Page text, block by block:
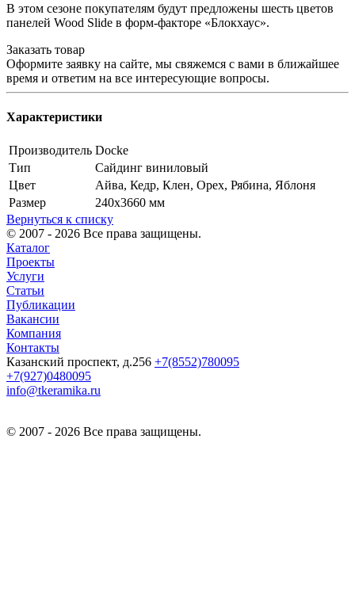
В этом сезоне покупателям будут предложены шесть цветов
панелей Wood Slide в форм-факторе «Блокхаус».
Заказать товар
Оформите заявку на сайте, мы свяжемся с вами в ближайшее
время и ответим на все интересующие вопросы.
Характеристики
Производитель Docke
Тип
Сайдинг виниловый
Цвет
Айва, Кедр, Клен, Орех, Рябина, Яблоня
Размер
240х3660 мм
Вернуться к списку
© 2007 - 2026 Все права защищены.
Каталог
Проекты
Услуги
Статьи
Публикации
Вакансии
Компания
Контакты
Казанский проспект, д.256 +7(8552)780095
+7(927)0480095
info@tkeramika.ru
© 2007 - 2026 Все права защищены.